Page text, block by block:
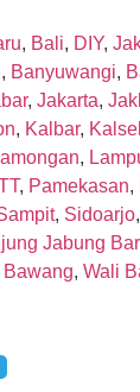
, Bali, DIY,
, Banyuwangi,
, Jakarta,
, Kalbar, Kalsel
,
, Pamekasan,
, Sidoarjo,
Jabung
, Wali